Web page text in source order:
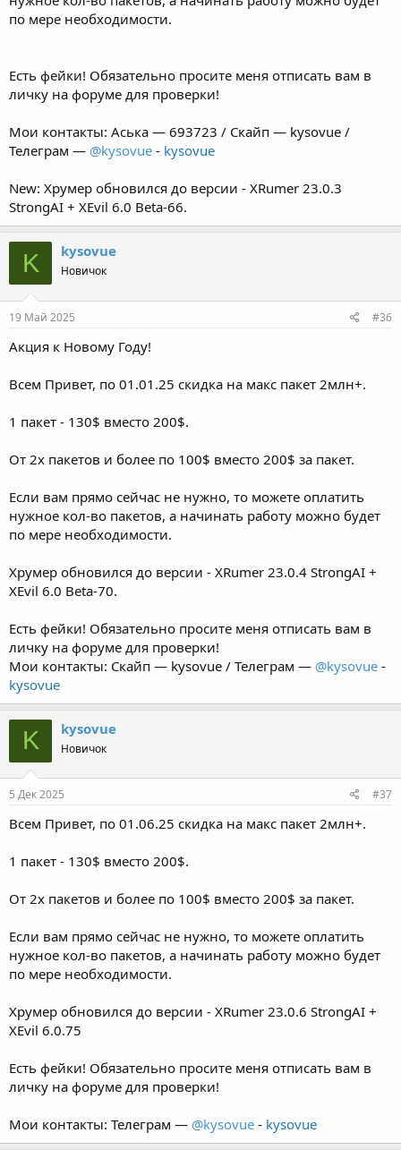
по мере необходимости.
Есть фейки! Обязательно просите меня отписать вам в
личку на форуме для проверки!
Мои контакты: Аська — 693723 / Скайп — kysovue /
Телеграм — @kysovue - kysovue
New: Хрумер обновился до версии - XRumer 23.0.3
StrongAI + XEvil 6.0 Beta-66.
K kysovue
Новичок
19 Май 2025 #36
Акция к Новому Году!
Всем Привет, по 01.01.25 скидка на макс пакет 2млн+.
1 пакет - 130$ вместо 200$.
От 2х пакетов и более по 100$ вместо 200$ за пакет.
Если вам прямо сейчас не нужно, то можете оплатить
нужное кол-во пакетов, а начинать работу можно будет
по мере необходимости.
Хрумер обновился до версии - XRumer 23.0.4 StrongAI +
XEvil 6.0 Beta-70.
Есть фейки! Обязательно просите меня отписать вам в
личку на форуме для проверки!
Мои контакты: Скайп — kysovue / Телеграм — @kysovue -
kysovue
K kysovue
Новичок
5 Дек 2025 #37
Всем Привет, по 01.06.25 скидка на макс пакет 2млн+.
1 пакет - 130$ вместо 200$.
От 2х пакетов и более по 100$ вместо 200$ за пакет.
Если вам прямо сейчас не нужно, то можете оплатить
нужное кол-во пакетов, а начинать работу можно будет
по мере необходимости.
Хрумер обновился до версии - XRumer 23.0.6 StrongAI +
XEvil 6.0.75
Есть фейки! Обязательно просите меня отписать вам в
личку на форуме для проверки!
Мои контакты: Телеграм — @kysovue - kysovue